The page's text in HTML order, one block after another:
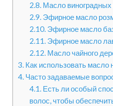
2.8.Масло виноградных
2.9.Эфирное масло
2.10.Эфирное масло
2.11.Эфирное масло
2.12.Масло чайного
3. Как использовать масло
4. Часто задаваемые
4.1.Есть ли особый
волос, чтобы